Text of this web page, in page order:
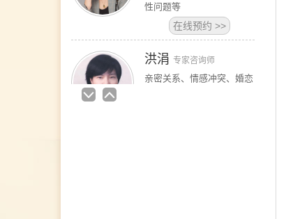
性问题等
在线预约 >>
洪涓 专家咨询师
亲密关系、情感冲突、婚恋